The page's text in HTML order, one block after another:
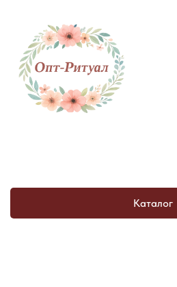
Каталог